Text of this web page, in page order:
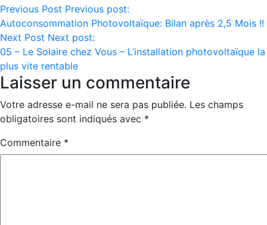
Navigation
de
l’article
Previous Post Previous post:
Autoconsommation Photovoltaïque: Bilan après 2,5 Mois !!
Next Post Next post:
05 – Le Solaire chez Vous – L’installation photovoltaïque la
plus vite rentable
Laisser un commentaire
Votre adresse e-mail ne sera pas publiée. Les champs
obligatoires sont indiqués avec *
Commentaire *